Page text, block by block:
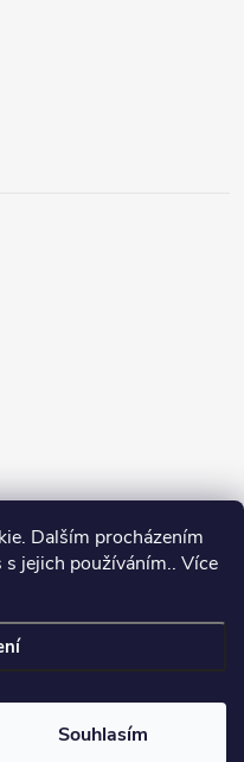
Dalším procházením
jejich používáním.. Více
Souhlasím
práva vyhrazena.